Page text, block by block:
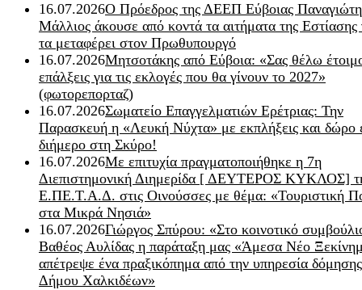
16.07.2026Ο Πρόεδρος της ΔΕΕΠ Εύβοιας
Μάλλιος άκουσε από κοντά τα αιτήματα της Εστίασης
τα μεταφέρει στον Πρωθυπουργό
16.07.2026Μητσοτάκης από Εύβοια: «Σας θέλω
επάλξεις για τις εκλογές που θα γίνουν το 2027»
(φωτορεπορταζ)
16.07.2026Σωματείο Επαγγελματιών Ερέτριας: Την
Παρασκευή η «Λευκή Νύχτα» με εκπλήξεις και δώρο
διήμερο στη Σκύρο!
16.07.2026Με επιτυχία πραγματοποιήθηκε η 7η
Διεπιστημονική Διημερίδα [ ΔEYΤΕΡΟΣ ΚΥΚΛΟΣ]
Ε.ΠΕ.Τ.Α.Δ. στις Οινούσσες με θέμα: «Τουριστική
στα Μικρά Νησιά»
16.07.2026Γιώργος Σπύρου: «Στο κοινοτικό
Βαθέος Αυλίδας η παράταξη μας «Άμεσα Νέο
απέτρεψε ένα πραξικόπημα από την υπηρεσία
Δήμου Χαλκιδέων»